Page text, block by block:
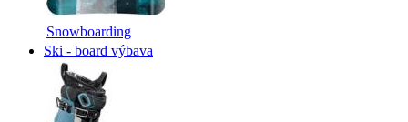
Snowboarding
Ski - board výbava